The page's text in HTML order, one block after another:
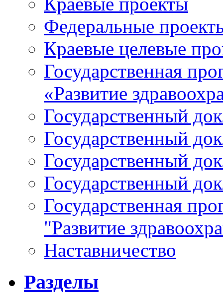
Федеральные
Краевые целевые
Государственная
«Развитие
Государственный
Государственный
Государственный
Государственный
Государственная
"Развитие
Наставничество
Разделы